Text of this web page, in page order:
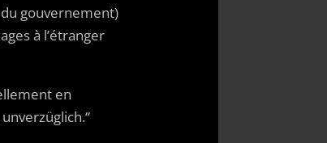
gouvernement)
à l’étranger
en